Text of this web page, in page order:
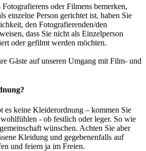
oder Filmens bemerken,
einzelne Person gerichtet ist, haben Sie
den Fotografierenden/den
dass Sie nicht als Einzelperson
oder gefilmt werden möchten.
Gäste auf unseren Umgang mit Film- und
es keine Kleiderordnung – kommen Sie
- ob festlich oder leger. So wie
wünschen. Achten Sie aber
Kleidung und gegebenenfalls auf
und feiern ja im Freien.